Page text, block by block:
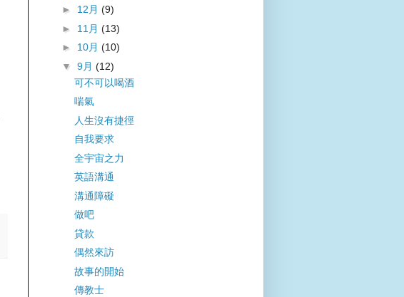
► 12月 (9)
► 11月 (13)
► 10月 (10)
▼ 9月 (12)
可不可以喝酒
喘氣
人生沒有捷徑
自我要求
全宇宙之力
英語溝通
溝通障礙
做吧
貸款
偶然來訪
故事的開始
傳教士